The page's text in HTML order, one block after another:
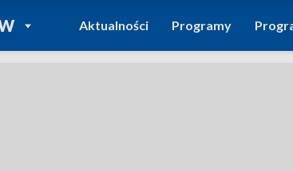
DO
REGIONY
Aktualności Programy